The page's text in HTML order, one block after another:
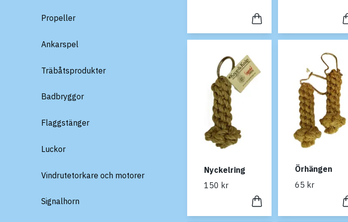
Propeller
Ankarspel
Träbåtsprodukter
Badbryggor
Flaggstänger
Luckor
Vindrutetorkare och motorer
Signalhorn
Nyckelring
150 kr
Örhängen
65 kr